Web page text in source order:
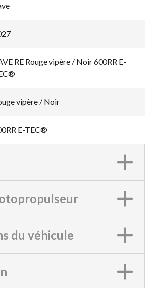
RE Rouge vipère / Noir 600RR E-
vipère / Noir
E-TEC®
du véhicule